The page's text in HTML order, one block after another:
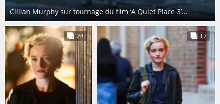
Cillian Murphy sur tournage du film ‘A Quiet Place 3’...
24 17